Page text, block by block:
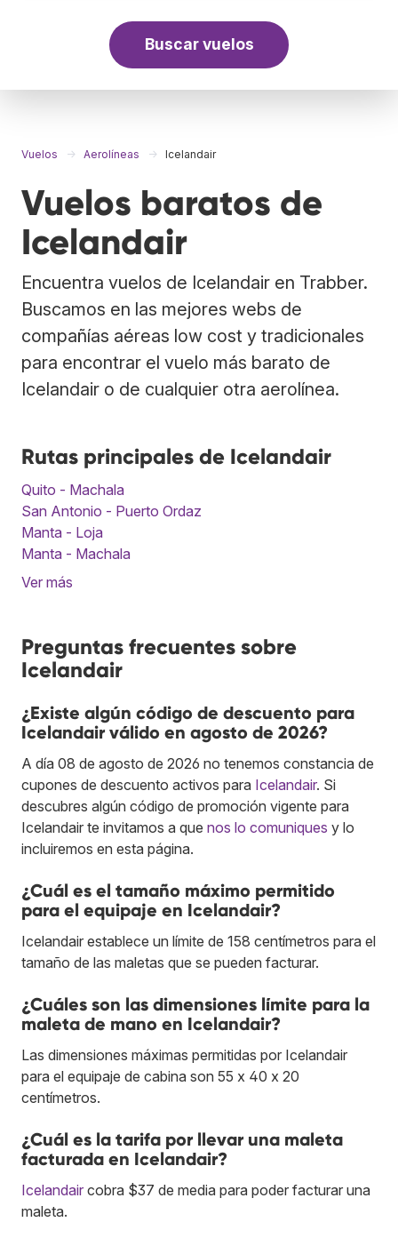
Buscar vuelos
Vuelos Aerolíneas Icelandair
Vuelos baratos de
Icelandair
Encuentra vuelos de Icelandair en Trabber.
Buscamos en las mejores webs de
compañías aéreas low cost y tradicionales
para encontrar el vuelo más barato de
Icelandair o de cualquier otra aerolínea.
Rutas principales de Icelandair
Quito - Machala
San Antonio - Puerto Ordaz
Manta - Loja
Manta - Machala
Ver más
Preguntas frecuentes sobre
Icelandair
¿Existe algún código de descuento para
Icelandair válido en agosto de 2026?
A día 08 de agosto de 2026 no tenemos constancia de
cupones de descuento activos para Icelandair. Si
descubres algún código de promoción vigente para
Icelandair te invitamos a que nos lo comuniques y lo
incluiremos en esta página.
¿Cuál es el tamaño máximo permitido
para el equipaje en Icelandair?
Icelandair establece un límite de 158 centímetros para el
tamaño de las maletas que se pueden facturar.
¿Cuáles son las dimensiones límite para la
maleta de mano en Icelandair?
Las dimensiones máximas permitidas por Icelandair
para el equipaje de cabina son 55 x 40 x 20
centímetros.
¿Cuál es la tarifa por llevar una maleta
facturada en Icelandair?
Icelandair cobra $37 de media para poder facturar una
maleta.